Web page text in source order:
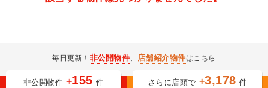
毎日更新！ 非公開物件、 店舗紹介物件はこちら
非公開物件 +155 件
さらに店頭で +3,178 件